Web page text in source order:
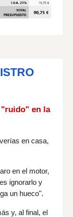
en la
en casa,
en el motor,
ignorarlo y
un hueco".
y, al final, el